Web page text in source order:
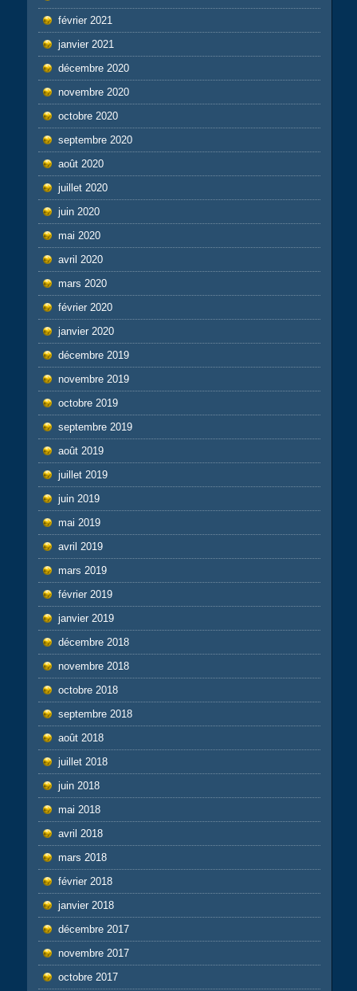
février 2021
janvier 2021
décembre 2020
novembre 2020
octobre 2020
septembre 2020
août 2020
juillet 2020
juin 2020
mai 2020
avril 2020
mars 2020
février 2020
janvier 2020
décembre 2019
novembre 2019
octobre 2019
septembre 2019
août 2019
juillet 2019
juin 2019
mai 2019
avril 2019
mars 2019
février 2019
janvier 2019
décembre 2018
novembre 2018
octobre 2018
septembre 2018
août 2018
juillet 2018
juin 2018
mai 2018
avril 2018
mars 2018
février 2018
janvier 2018
décembre 2017
novembre 2017
octobre 2017